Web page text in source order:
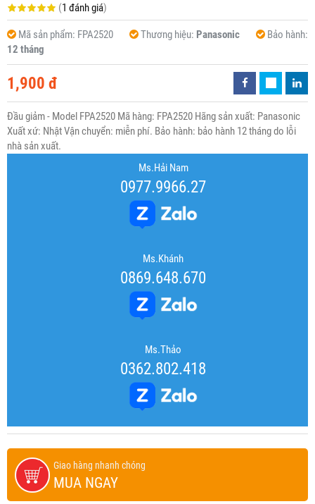
(1 đánh giá)
Mã sản phẩm: FPA2520 Thương hiệu: Panasonic
Bảo hành:
12 tháng
1,900 đ
Đầu giảm - Model FPA2520 Mã hàng: FPA2520 Hãng sản xuất: Panasonic
Xuất xứ: Nhật Vận chuyển: miễn phí. Bảo hành: bảo hành 12 tháng do lỗi
nhà sản xuất.
Ms.Hải Nam
0977.9966.27
Ms.Khánh
0869.648.670
Ms.Thảo
0362.802.418
Giao hàng nhanh chóng
MUA NGAY